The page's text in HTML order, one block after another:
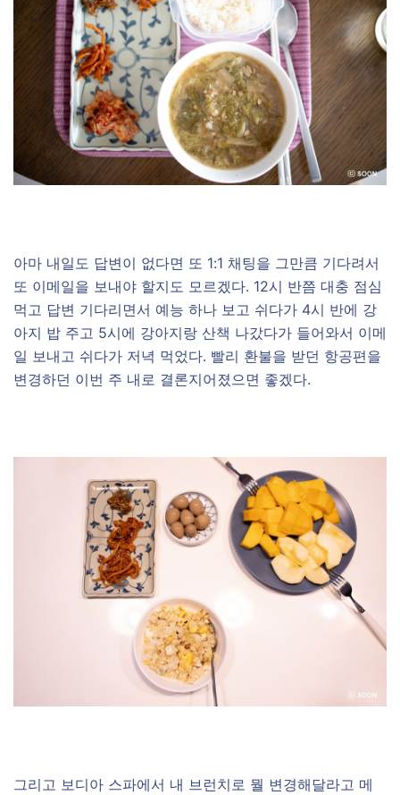
아마 내일도 답변이 없다면 또 1:1 채팅을 그만큼 기다려서
또 이메일을 보내야 할지도 모르겠다. 12시 반쯤 대충 점심
먹고 답변 기다리면서 예능 하나 보고 쉬다가 4시 반에 강
아지 밥 주고 5시에 강아지랑 산책 나갔다가 들어와서 이메
일 보내고 쉬다가 저녁 먹었다. 빨리 환불을 받던 항공편을
변경하던 이번 주 내로 결론지어졌으면 좋겠다.
그리고 보디아 스파에서 내 브런치로 뭘 변경해달라고 메